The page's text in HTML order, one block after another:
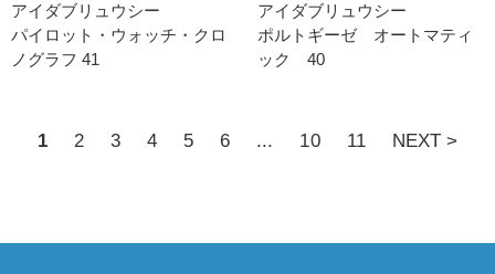
アイダブリュウシー
パイロット・ウォッチ・クロ
ノグラフ 41
アイダブリュウシー
ポルトギーゼ オートマティ
ック 40
1 2 3 4 5 6 ... 10 11 NEXT >